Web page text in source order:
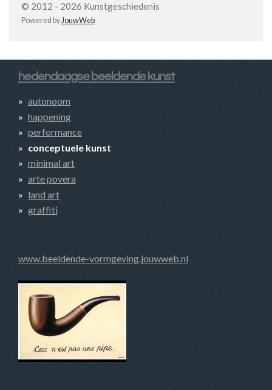
© 2012 - 2026 Kunstgeschiedenis
Powered byJouwWeb
hedendaagse beeldende kunst
autonoom
happening
performance
conceptuele kunst
minimal art
arte povera
land art
graffiti
www.beeldende-vormgeving.jouwweb.nl